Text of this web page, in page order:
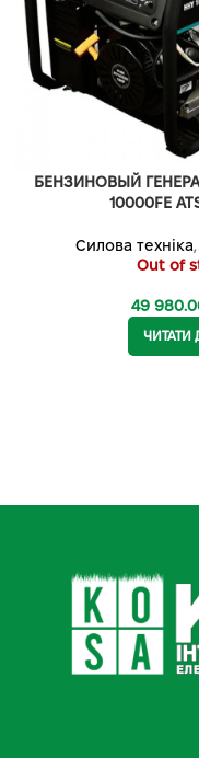
БЕНЗИНОВЫЙ
10000FE
Силова техніка,
Out of
49
ЧИТАТИ